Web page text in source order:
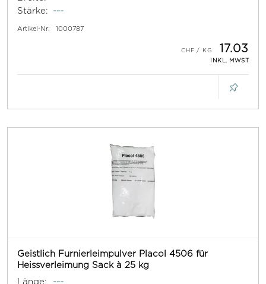
Stärke:
---
Artikel-Nr: 1000787
17.03
INKL. MWST
Geistlich Furnierleimpulver Placol 4506 für
Heissverleimung Sack à 25 kg
Länge:
---